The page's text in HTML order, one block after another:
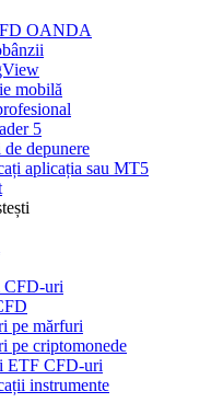
OANDA
mobilă
5
depunere
aplicația sau MT5
CFD-uri
pe mărfuri
pe criptomonede
ETF CFD-uri
instrumente